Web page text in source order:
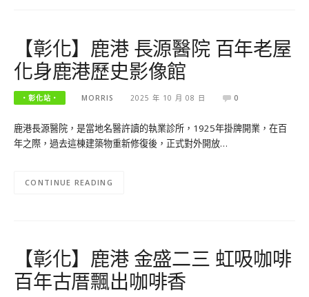
【彰化】鹿港 長源醫院 百年老屋
化身鹿港歷史影像館
‧彰化站‧ MORRIS 2025 年 10 月 08 日 0
鹿港長源醫院，是當地名醫許讀的執業診所，1925年掛牌開業，在百
年之際，過去這棟建築物重新修復後，正式對外開放…
CONTINUE READING
【彰化】鹿港 金盛二三 虹吸咖啡
百年古厝飄出咖啡香